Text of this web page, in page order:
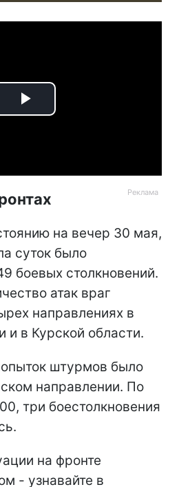
Play
на вечер 30 мая,
суток было
боевых столкновений.
атак враг
направлениях в
и в Курской области.
штурмов было
направлении. По
три боестолкновения
на фронте
- узнавайте в